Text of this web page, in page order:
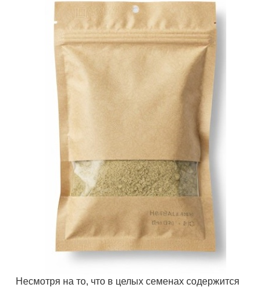
Несмотря на то, что в целых семенах содержится